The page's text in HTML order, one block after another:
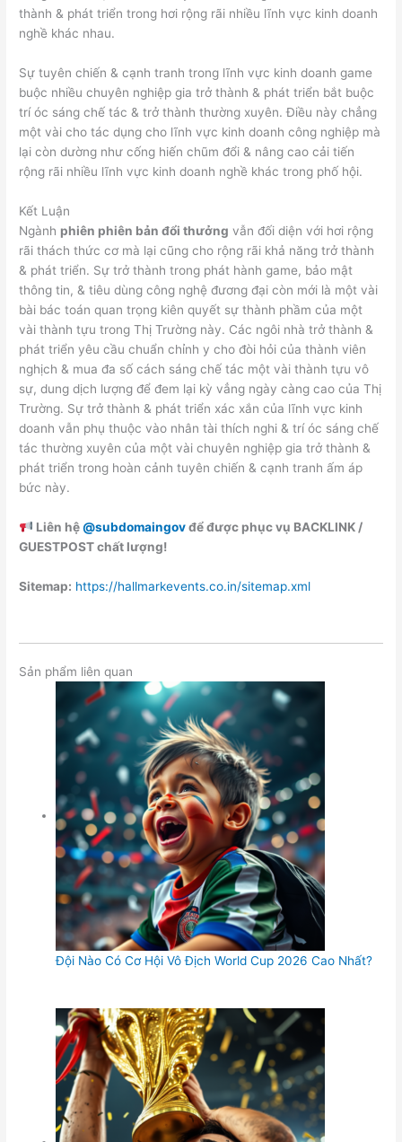
thành & phát triển trong hơi rộng rãi nhiều lĩnh vực kinh doanh
nghề khác nhau.
Sự tuyên chiến & cạnh tranh trong lĩnh vực kinh doanh game
buộc nhiều chuyên nghiệp gia trở thành & phát triển bắt buộc
trí óc sáng chế tác & trở thành thường xuyên. Điều này chẳng
một vài cho tác dụng cho lĩnh vực kinh doanh công nghiệp mà
lại còn dường như cống hiến chũm đổi & nâng cao cải tiến
rộng rãi nhiều lĩnh vực kinh doanh nghề khác trong phố hội.
Kết Luận
Ngành phiên phiên bản đổi thưởng vẫn đối diện với hơi rộng
rãi thách thức cơ mà lại cũng cho rộng rãi khả năng trở thành
& phát triển. Sự trở thành trong phát hành game, bảo mật
thông tin, & tiêu dùng công nghệ đương đại còn mới là một vài
bài bác toán quan trọng kiên quyết sự thành phầm của một
vài thành tựu trong Thị Trường này. Các ngôi nhà trở thành &
phát triển yêu cầu chuẩn chỉnh y cho đòi hỏi của thành viên
nghịch & mua đa số cách sáng chế tác một vài thành tựu vô
sự, dung dịch lượng để đem lại kỳ vẳng ngày càng cao của Thị
Trường. Sự trở thành & phát triển xác xắn của lĩnh vực kinh
doanh vẫn phụ thuộc vào nhân tài thích nghi & trí óc sáng chế
tác thường xuyên của một vài chuyên nghiệp gia trở thành &
phát triển trong hoàn cảnh tuyên chiến & cạnh tranh ấm áp
bức này.
Liên hệ@subdomaingovđể được phục vụ BACKLINK /
GUESTPOST chất lượng!
Sitemap: https://hallmarkevents.co.in/sitemap.xml
Sản phẩm liên quan
Đội Nào Có Cơ Hội Vô Địch World Cup 2026 Cao Nhất?